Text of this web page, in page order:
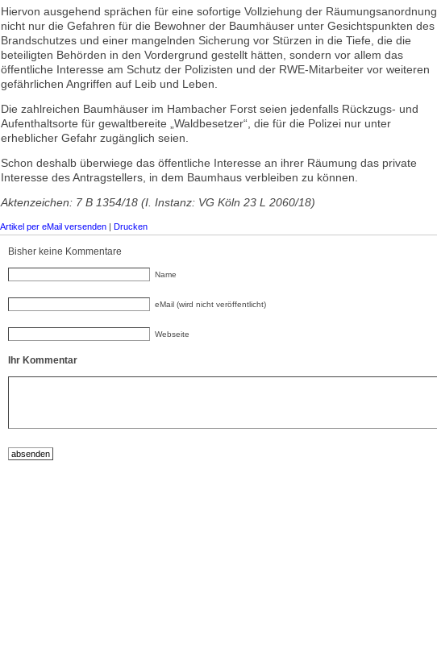
Hiervon ausgehend sprächen für eine sofortige Vollziehung der Räumungsanordnung
nicht nur die Gefahren für die Bewohner der Baumhäuser unter Gesichtspunkten des
Brandschutzes und einer mangelnden Sicherung vor Stürzen in die Tiefe, die die
beteiligten Behörden in den Vordergrund gestellt hätten, sondern vor allem das
öffentliche Interesse am Schutz der Polizisten und der RWE-Mitarbeiter vor weiteren
gefährlichen Angriffen auf Leib und Leben.
Die zahlreichen Baumhäuser im Hambacher Forst seien jedenfalls Rückzugs- und
Aufenthaltsorte für gewaltbereite „Waldbesetzer“, die für die Polizei nur unter
erheblicher Gefahr zugänglich seien.
Schon deshalb überwiege das öffentliche Interesse an ihrer Räumung das private
Interesse des Antragstellers, in dem Baumhaus verbleiben zu können.
Aktenzeichen: 7 B 1354/18 (I. Instanz: VG Köln 23 L 2060/18)
Artikel per eMail versenden | Drucken
Bisher keine Kommentare
Name
eMail (wird nicht veröffentlicht)
Webseite
Ihr Kommentar